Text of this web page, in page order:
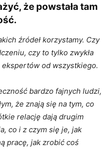
że powstała tam
źródeł korzystamy. Czy
czy to tylko zwykła
od wszystkiego.
bardzo fajnych ludzi,
że znają się na tym, co
relację dają drugim
co i z czym się je, jak
pracę, jak zrobić coś